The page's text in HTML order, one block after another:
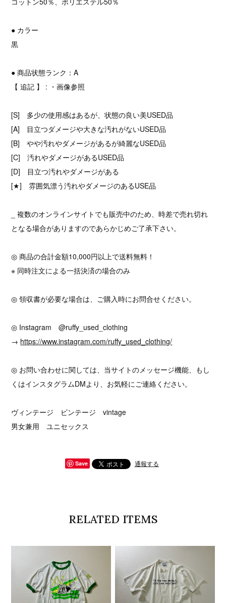
● カラー
黒
● 商品状態ランク：A
【 追記 】 : ・画像参照
[S] 多少の使用感はあるが、状態の良い美USED品
[A] 目立つダメージや大きな汚れがないUSED品
[B] やや汚れやダメージがあるが綺麗なUSED品
[C] 汚れやダメージがあるUSED品
[D] 目立つ汚れやダメージがある
[★] 雰囲気漂う汚れやダメージのあるUSE品
_ 複数のオンラインサイトでも販売中のため、時差で売れ切れ
となる場合がありますのであらかじめご了承下さい。
◎ 商品の合計金額10,000円以上で送料無料！
※ 同時注文による一括決済の場合のみ
◎ 領収書が必要な場合は、ご購入時にお問合せください。
◎ Instagram @ruffy_used_clothing
→ https://www.instagram.com/ruffy_used_clothing/
◎ お問い合わせに関しては、当サイトのメッセージ機能、もし
くはインスタグラムDMより、お気軽にご連絡ください。
ヴィンテージ ビンテージ vintage
男女兼用 ユニセックス
Save 通報する
RELATED ITEMS